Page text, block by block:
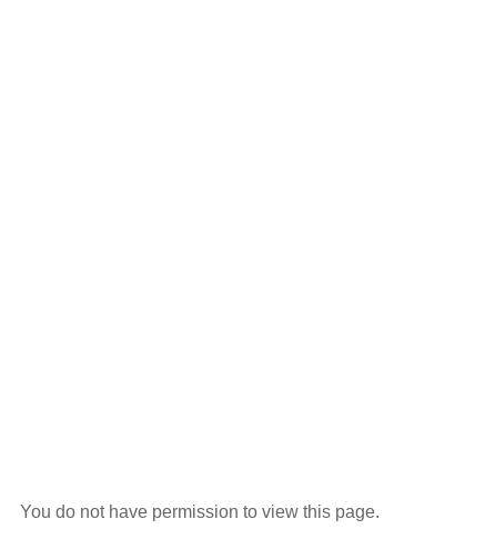
You do not have permission to view this page.